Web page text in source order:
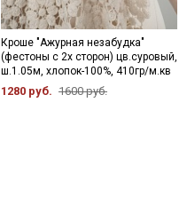
Кроше "Ажурная незабудка"
(фестоны с 2х сторон) цв.суровый,
ш.1.05м, хлопок-100%, 410гр/м.кв
1280 руб. 1600 руб.